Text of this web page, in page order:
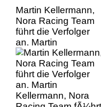
Martin Kellermann,
Nora Racing Team
führt die Verfolger
an. Martin
Kellermann, Nora
Racing Team fÃ¼hrt
die Verfolger an.